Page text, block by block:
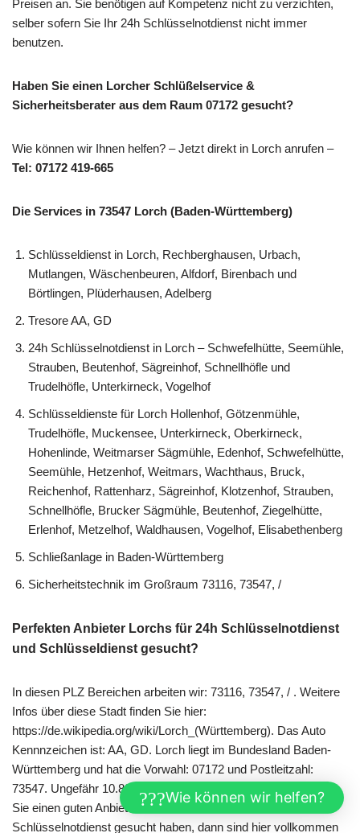
Preisen an. Sie benötigen auf Kompetenz nicht zu verzichten,
selber sofern Sie Ihr 24h Schlüsselnotdienst nicht immer
benutzen.
Haben Sie einen Lorcher Schlüßelservice &
Sicherheitsberater aus dem Raum 07172 gesucht?
Wie können wir Ihnen helfen? – Jetzt direkt in Lorch anrufen –
Tel: 07172 419-665
Die Services in 73547 Lorch (Baden-Württemberg)
Schlüsseldienst in Lorch, Rechberghausen, Urbach,
Mutlangen, Wäschenbeuren, Alfdorf, Birenbach und
Börtlingen, Plüderhausen, Adelberg
Tresore AA, GD
24h Schlüsselnotdienst in Lorch – Schwefelhütte, Seemühle,
Strauben, Beutenhof, Sägreinhof, Schnellhöfle und
Trudelhöfle, Unterkirneck, Vogelhof
Schlüsseldienste für Lorch Hollenhof, Götzenmühle,
Trudelhöfle, Muckensee, Unterkirneck, Oberkirneck,
Hohenlinde, Weitmarser Sägmühle, Edenhof, Schwefelhütte,
Seemühle, Hetzenhof, Weitmars, Wachthaus, Bruck,
Reichenhof, Rattenharz, Sägreinhof, Klotzenhof, Strauben,
Schnellhöfle, Brucker Sägmühle, Beutenhof, Ziegelhütte,
Erlenhof, Metzelhof, Waldhausen, Vogelhof, Elisabethenberg
Schließanlage in Baden-Württemberg
Sicherheitstechnik im Großraum 73116, 73547, /
Perfekten Anbieter Lorchs für 24h Schlüsselnotdienst
und Schlüsseldienst gesucht?
In diesen PLZ Bereichen arbeiten wir: 73116, 73547, / . Weitere
Infos über diese Stadt finden Sie hier:
https://de.wikipedia.org/wiki/Lorch_(Württemberg). Das Auto
Kennnzeichen ist: AA, GD. Lorch liegt im Bundesland Baden-
Württemberg und hat die Vorwahl: 07172 und Postleitzahl:
73547. Ungefähr 10.800 Personen leben in dieser Stadt. Wenn
Sie einen guten Anbieter für Schlüsseldienst oder 24h
Schlüsselnotdienst gesucht haben, dann sind hier vollkommen
Wie können wir helfen?